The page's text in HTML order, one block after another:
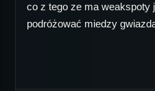
co z tego ze ma weakspoty
podróżować miedzy